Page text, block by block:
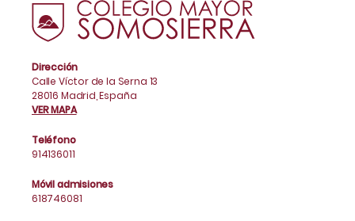
Dirección
Calle Víctor de la Serna 13
28016 Madrid, España
VER MAPA
Teléfono
914136011
Móvil admisiones
618746081